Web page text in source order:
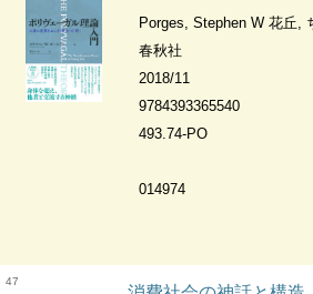
Porges, Stephen W 花丘,
春秋社
2018/11
9784393365540
493.74-PO
014974
47